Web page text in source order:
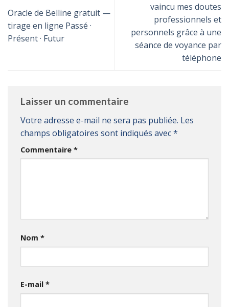
Oracle de Belline gratuit —
tirage en ligne Passé ·
Présent · Futur
vaincu mes doutes
professionnels et
personnels grâce à une
séance de voyance par
téléphone
Laisser un commentaire
Votre adresse e-mail ne sera pas publiée. Les
champs obligatoires sont indiqués avec*
Commentaire *
Nom *
E-mail *